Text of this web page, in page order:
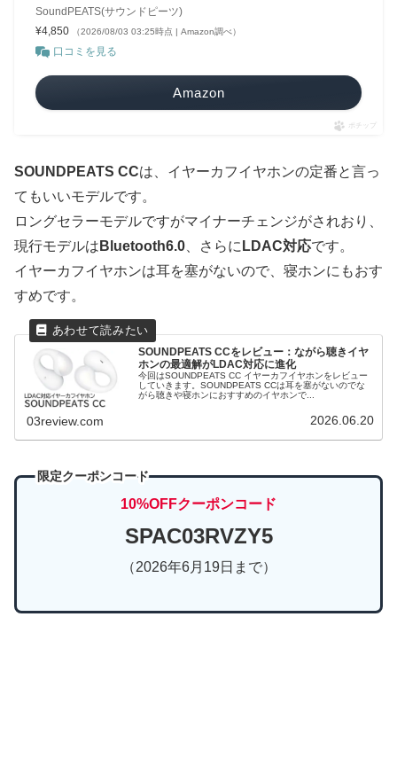
SoundPEATS(サウンドピーツ)
¥4,850
（2026/08/03 03:25時点 | Amazon調べ）
口コミを見る
Amazon
ポチップ
SOUNDPEATS CCは、イヤーカフイヤホンの定番と言っ
てもいいモデルです。
ロングセラーモデルですがマイナーチェンジがされおり、
現行モデルは Bluetooth6.0 、さらに LDAC対応です。
イヤーカフイヤホンは耳を塞がないので、寝ホンにもおす
すめです。
SOUNDPEATS CCをレビュー：ながら聴きイヤ
ホンの最適解がLDAC対応に進化
今回はSOUNDPEATS CC イヤーカフイヤホンをレビュー
していきます。SOUNDPEATS CCは耳を塞がないのでな
がら聴きや寝ホンにおすすめのイヤホンで...
03review.com 2026.06.20
限定クーポンコード
10%OFFクーポンコード
SPAC03RVZY5
（2026年6月19日まで）